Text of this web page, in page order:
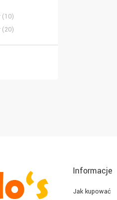
(10)
(20)
Informacje
Jak kupować